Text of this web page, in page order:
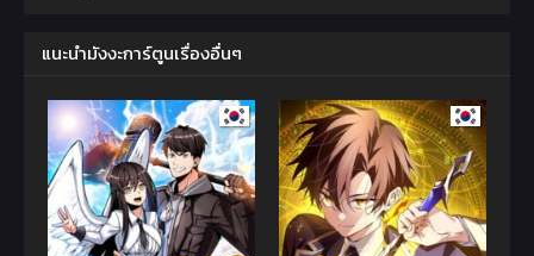
แนะนำมังงะการ์ตูนเรื่องอื่นๆ